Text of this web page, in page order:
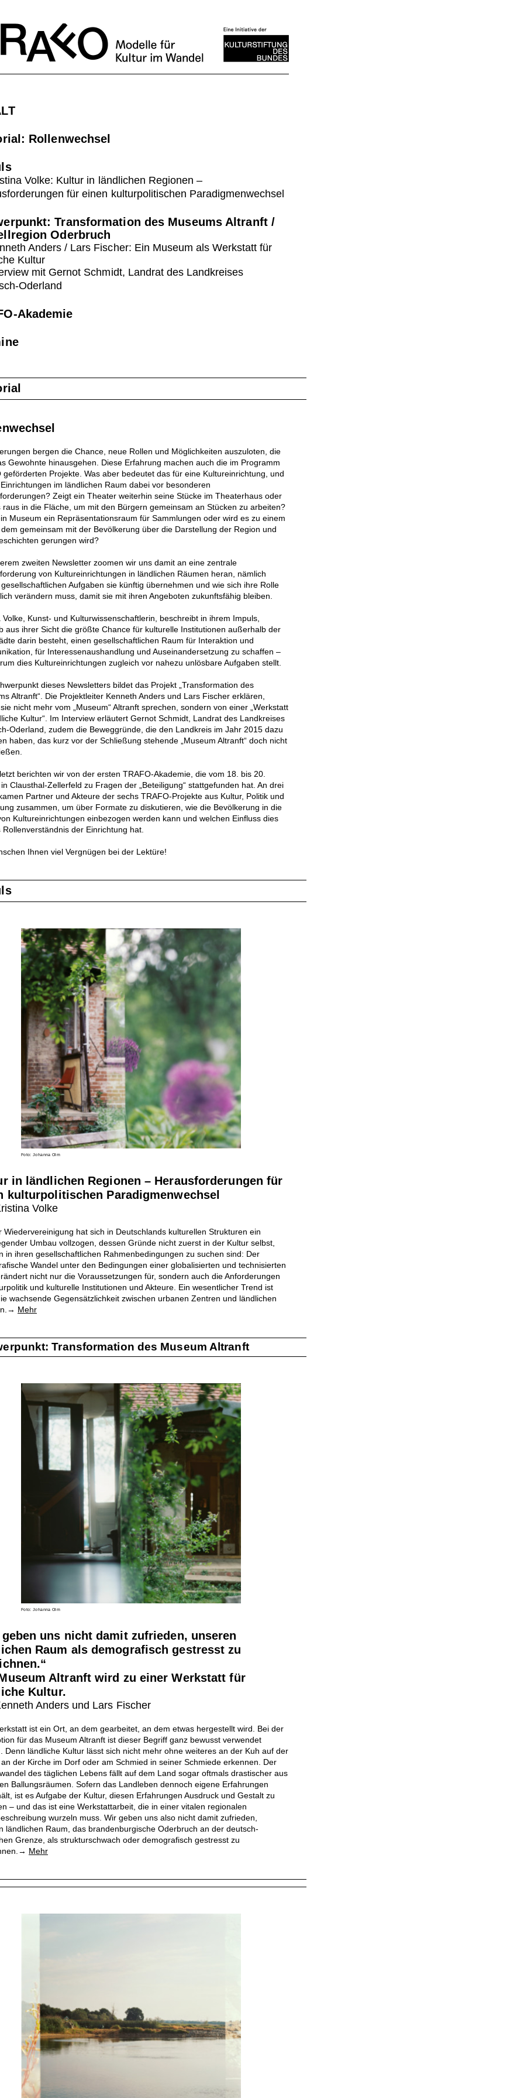
Rollenwechsel
Volke: Kultur in ländlichen Regionen –
für einen kulturpolitischen Paradigmenwechsel
Transformation des Museums Altranft /
Oderbruch
Anders / Lars Fischer: Ein Museum als Werkstatt für
Kultur
mit Gernot Schmidt, Landrat des Landkreises
Oderland
Akademie
bergen die Chance, neue Rollen und Möglichkeiten auszuloten, die
Gewohnte hinausgehen. Diese Erfahrung machen auch die im Programm
geförderten Projekte. Was aber bedeutet das für eine Kultureinrichtung, und
im ländlichen Raum dabei vor besonderen
Zeigt ein Theater weiterhin seine Stücke im Theaterhaus oder
raus in die Fläche, um mit den Bürgern gemeinsam an Stücken zu arbeiten?
Museum ein Repräsentationsraum für Sammlungen oder wird es zu einem
gemeinsam mit der Bevölkerung über die Darstellung der Region und
gerungen wird?
zweiten Newsletter zoomen wir uns damit an eine zentrale
von Kultureinrichtungen in ländlichen Räumen heran, nämlich
Aufgaben sie künftig übernehmen und wie sich ihre Rolle
verändern muss, damit sie mit ihren Angeboten zukunftsfähig bleiben.
Volke, Kunst- und Kulturwissenschaftlerin, beschreibt in ihrem Impuls,
aus ihrer Sicht die größte Chance für kulturelle Institutionen außerhalb der
darin besteht, einen gesellschaftlichen Raum für Interaktion und
für Interessenaushandlung und Auseinandersetzung zu schaffen –
dies Kultureinrichtungen zugleich vor nahezu unlösbare Aufgaben stellt.
dieses Newsletters bildet das Projekt „Transformation des
Altranft“. Die Projektleiter Kenneth Anders und Lars Fischer erklären,
nicht mehr vom „Museum“ Altranft sprechen, sondern von einer „Werkstatt
Kultur“. Im Interview erläutert Gernot Schmidt, Landrat des Landkreises
Oderland, zudem die Beweggründe, die den Landkreis im Jahr 2015 dazu
haben, das kurz vor der Schließung stehende „Museum Altranft“ doch nicht
berichten wir von der ersten TRAFO-Akademie, die vom 18. bis 20.
Clausthal-Zellerfeld zu Fragen der „Beteiligung“ stattgefunden hat. An drei
Partner und Akteure der sechs TRAFO-Projekte aus Kultur, Politik und
zusammen, um über Formate zu diskutieren, wie die Bevölkerung in die
Kultureinrichtungen einbezogen werden kann und welchen Einfluss dies
Rollenverständnis der Einrichtung hat.
Ihnen viel Vergnügen bei der Lektüre!
Foto: Johanna Olm
in ländlichen Regionen– Herausforderungen für
kulturpolitischen Paradigmenwechsel
Volke
Wiedervereinigung hat sich in Deutschlands kulturellen Strukturen ein
Umbau vollzogen, dessen Gründe nicht zuerst in der Kultur selbst,
in ihren gesellschaftlichen Rahmenbedingungen zu suchen sind: Der
Wandel unter den Bedingungen einer globalisierten und technisierten
nicht nur die Voraussetzungen für, sondern auch die Anforderungen
und kulturelle Institutionen und Akteure. Ein wesentlicher Trend ist
wachsende Gegensätzlichkeit zwischen urbanen Zentren und ländlichen
Mehr
Transformation des Museum Altranft
Foto: Johanna Olm
uns nicht damit zufrieden, unseren
Raum als demografisch gestresst zu
Altranft wird zu einer Werkstatt für
Kultur.
Anders und Lars Fischer
ist ein Ort, an dem gearbeitet, an dem etwas hergestellt wird. Bei der
für das Museum Altranft ist dieser Begriff ganz bewusst verwendet
Denn ländliche Kultur lässt sich nicht mehr ohne weiteres an der Kuh auf der
der Kirche im Dorf oder am Schmied in seiner Schmiede erkennen. Der
des täglichen Lebens fällt auf dem Land sogar oftmals drastischer aus
Ballungsräumen. Sofern das Landleben dennoch eigene Erfahrungen
ist es Aufgabe der Kultur, diesen Erfahrungen Ausdruck und Gestalt zu
– und das ist eine Werkstattarbeit, die in einer vitalen regionalen
wurzeln muss. Wir geben uns also nicht damit zufrieden,
ländlichen Raum, das brandenburgische Oderbruch an der deutsch-
Grenze, als strukturschwach oder demografisch gestresst zu
Mehr